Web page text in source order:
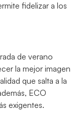
fidelizar a los
de verano
la mejor imagen
que salta a la
ECO
exigentes.